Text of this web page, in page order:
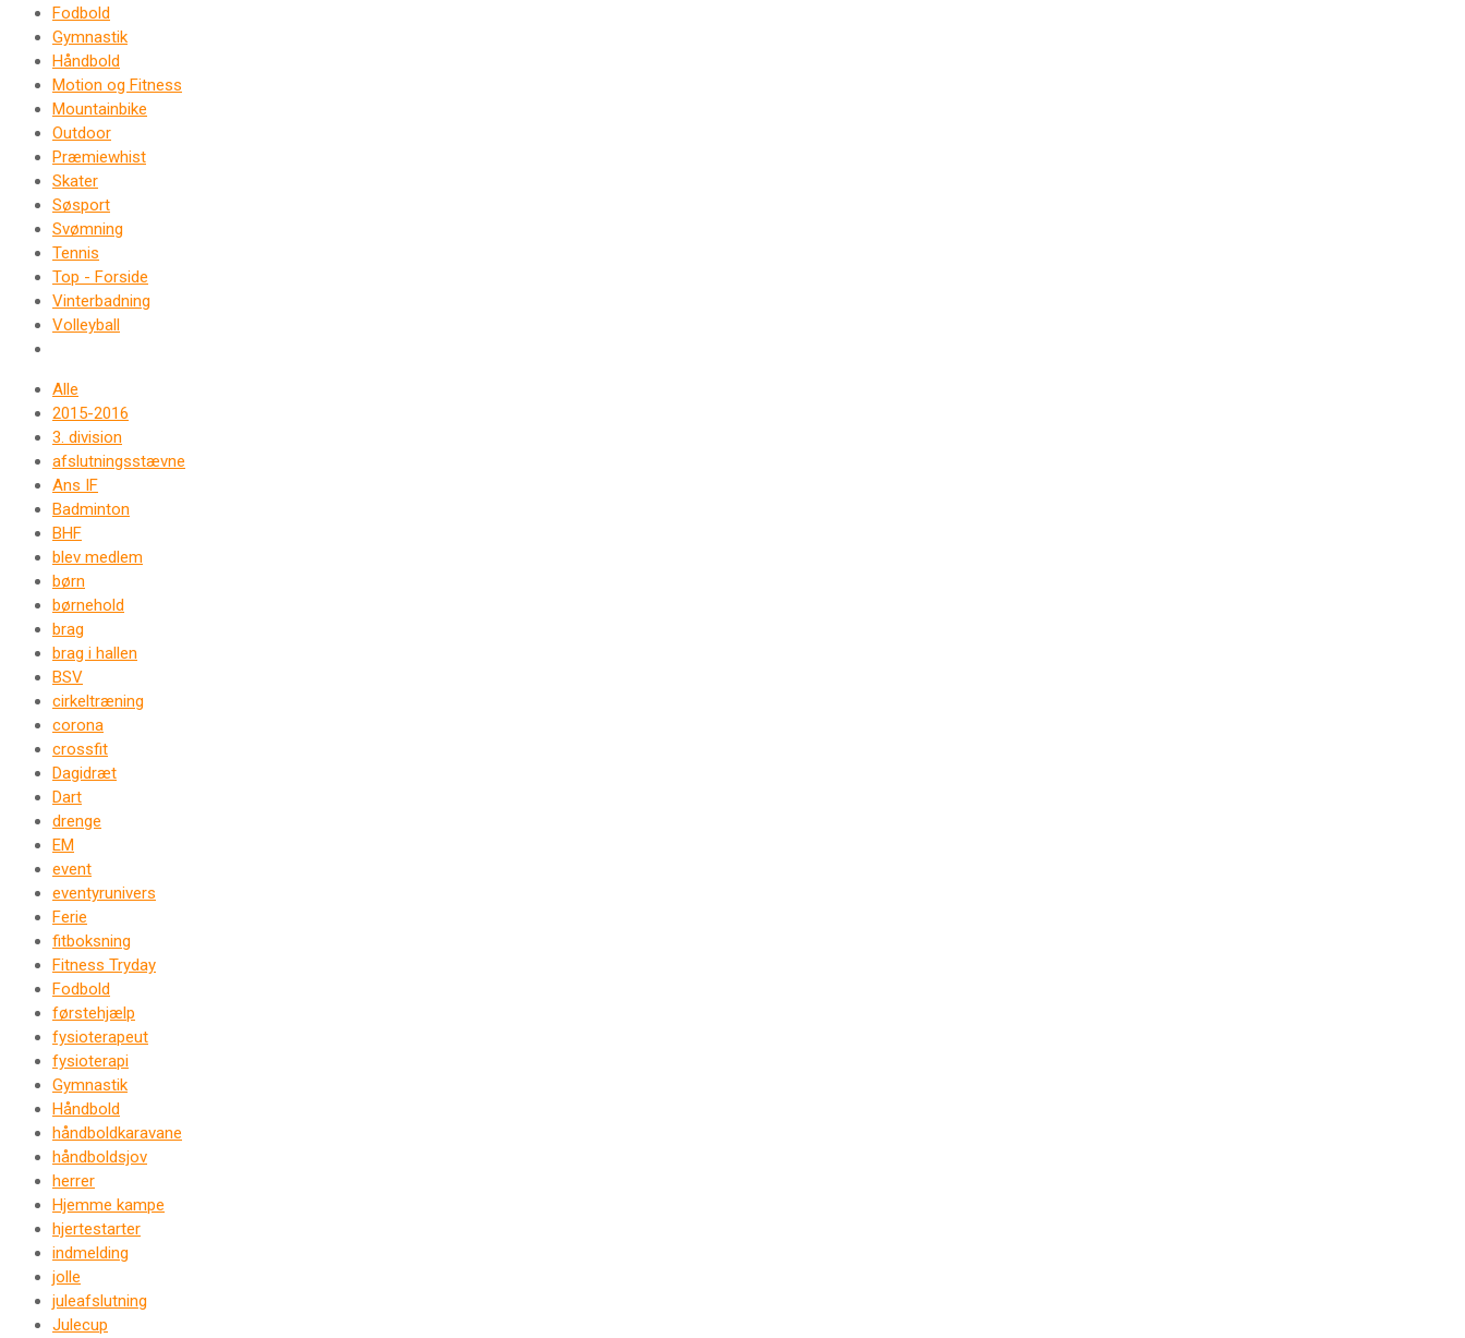
Fodbold
Gymnastik
Håndbold
Motion og Fitness
Mountainbike
Outdoor
Præmiewhist
Skater
Søsport
Svømning
Tennis
Top - Forside
Vinterbadning
Volleyball
Alle
2015-2016
3. division
afslutningsstævne
Ans IF
Badminton
BHF
blev medlem
børn
børnehold
brag
brag i hallen
BSV
cirkeltræning
corona
crossfit
Dagidræt
Dart
drenge
EM
event
eventyrunivers
Ferie
fitboksning
Fitness Tryday
Fodbold
førstehjælp
fysioterapeut
fysioterapi
Gymnastik
Håndbold
håndboldkaravane
håndboldsjov
herrer
Hjemme kampe
hjertestarter
indmelding
jolle
juleafslutning
Julecup